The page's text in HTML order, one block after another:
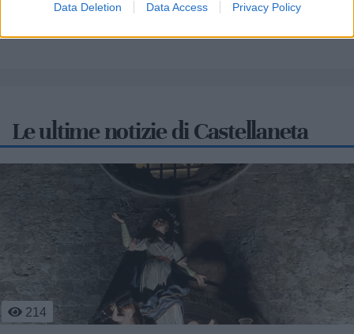
Data Deletion Data Access Privacy Policy
Le ultime notizie di Castellaneta
344